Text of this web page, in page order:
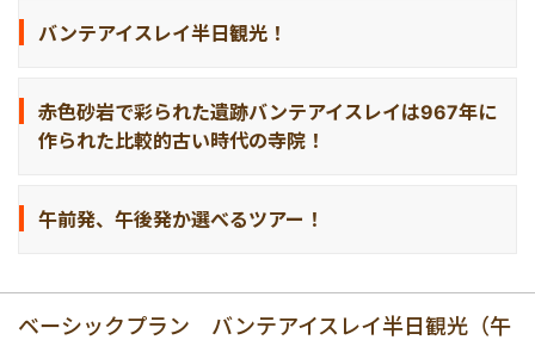
バンテアイスレイ半日観光！
赤色砂岩で彩られた遺跡バンテアイスレイは967年に
作られた比較的古い時代の寺院！
午前発、午後発か選べるツアー！
ベーシックプラン バンテアイスレイ半日観光（午